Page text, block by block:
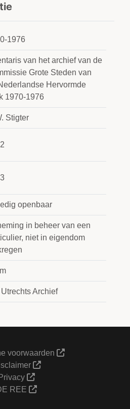
1976
van het archief van de
Grote Steden van
Hervormde
1970-1976
Stigter
openbaar
in beheer van een
niet in eigendom
Utrechts Archief
voorwaarden
Privacy
REE